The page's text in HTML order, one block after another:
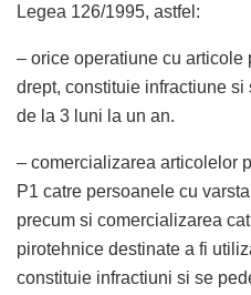
Legea 126/1995, astfel:
– orice operatiune cu articole
drept, constituie infractiune
de la 3 luni la un an.
– comercializarea articolelor
P1 catre persoanele cu
precum si comercializarea
pirotehnice destinate a fi
constituie infractiuni si se